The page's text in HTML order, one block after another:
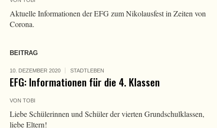
Aktuelle Informationen der EFG zum Nikolausfest in Zeiten von
Corona.
BEITRAG
10. DEZEMBER 2020 STADTLEBEN
EFG: Informationen für die 4. Klassen
VON TOBI
Liebe Schülerinnen und Schüler der vierten Grundschulklassen,
liebe Eltern!